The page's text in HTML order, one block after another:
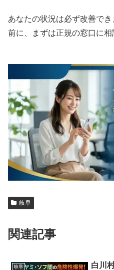
あなたの状況は必ず改善で
前に、まずは正規の窓口に相
岐阜
関連記事
岐阜
白川